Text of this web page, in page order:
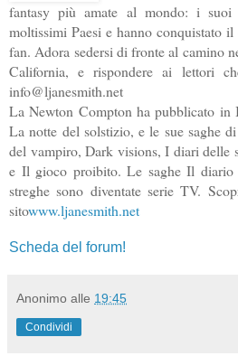
fantasy più amate al mondo: i
moltissimi Paesi e hanno conquistato
fan. Adora sedersi di fronte al camino
California, e rispondere ai lettori
info@ljanesmith.net
La Newton Compton ha pubblicato in
La notte del solstizio, e le sue saghe
del vampiro, Dark visions, I diari delle
e Il gioco proibito. Le saghe Il
streghe sono diventate serie TV.
sitowww.ljanesmith.net
Scheda del forum!
Anonimo alle 19:45
Condividi